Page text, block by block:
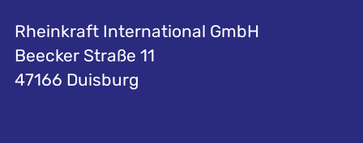
Rheinkraft International GmbH
Beecker Straße 11
47166 Duisburg